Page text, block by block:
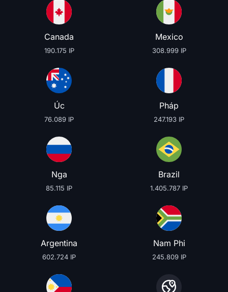
Canada
190.175 IP
Mexico
308.999 IP
Úc
76.089 IP
Pháp
247.193 IP
Nga
85.115 IP
Brazil
1.405.787 IP
Argentina
602.724 IP
Nam Phi
245.809 IP